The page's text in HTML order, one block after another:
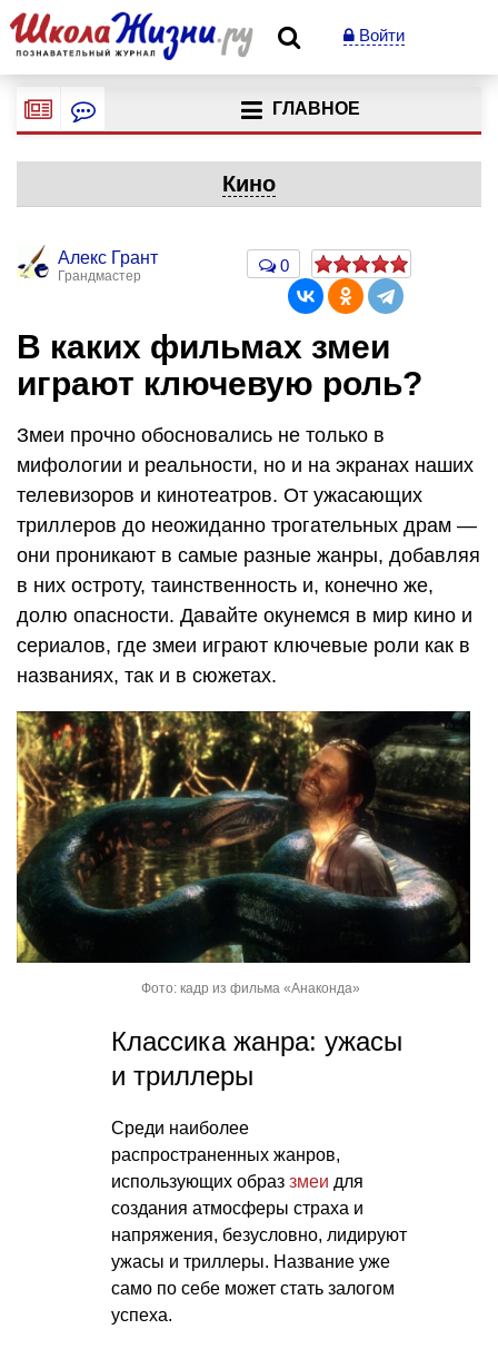
Войти
ГЛАВНОЕ
Кино
Алекс Грант
Грандмастер
0
В каких фильмах змеи
играют ключевую роль?
Змеи прочно обосновались не только в
мифологии и реальности, но и на экранах наших
телевизоров и кинотеатров. От ужасающих
триллеров до неожиданно трогательных драм —
они проникают в самые разные жанры, добавляя
в них остроту, таинственность и, конечно же,
долю опасности. Давайте окунемся в мир кино и
сериалов, где змеи играют ключевые роли как в
названиях, так и в сюжетах.
Фото: кадр из фильма «Анаконда»
Классика жанра: ужасы
и триллеры
Среди наиболее
распространенных жанров,
использующих образ змеи для
создания атмосферы страха и
напряжения, безусловно, лидируют
ужасы и триллеры. Название уже
само по себе может стать залогом
успеха.